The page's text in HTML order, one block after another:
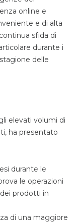
online e
e di alta
sfida di
durante i
delle
elevati volumi di
ha presentato
durante le
le operazioni
prodotti in
di una maggiore